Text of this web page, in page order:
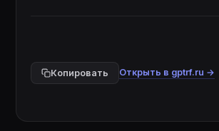
Копировать Открыть в gptrf.ru →